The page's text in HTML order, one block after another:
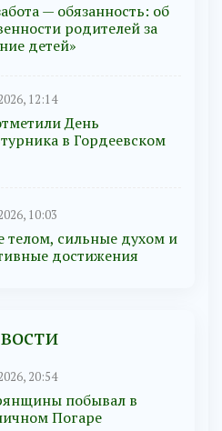
— обязанность: об
родителей за
детей»
12:14
День
в Гордеевском
10:03
телом, сильные духом и
достижения
20:54
побывал в
Погаре